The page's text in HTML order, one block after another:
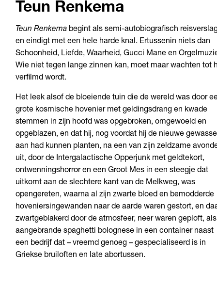
Teun Renkema
Teun Renkema begint als semi-autobiografisch
en eindigt met een hele harde knal. Ertussenin niets dan
Schoonheid, Liefde, Waarheid, Gucci Mane en
Wie niet tegen lange zinnen kan, moet maar wachten tot
verfilmd wordt.
Het leek alsof de bloeiende tuin die de wereld was door
grote kosmische hovenier met geldingsdrang en kwade
stemmen in zijn hoofd was opgebroken, omgewoeld en
opgeblazen, en dat hij, nog voordat hij de nieuwe
aan had kunnen planten, na een van zijn zeldzame
uit, door de Intergalactische Opperjunk met geldtekort,
ontwenningshorror en een Groot Mes in een steegje dat
uitkomt aan de slechtere kant van de Melkweg, was
opengereten, waarna al zijn zwarte bloed en bemodderde
hoveniersingewanden naar de aarde waren gestort, en
zwartgeblakerd door de atmosfeer, neer waren geploft, als
aangebrande spaghetti bolognese in een container naast
een bedrijf dat – vreemd genoeg – gespecialiseerd is in
Griekse bruiloften en late abortussen.